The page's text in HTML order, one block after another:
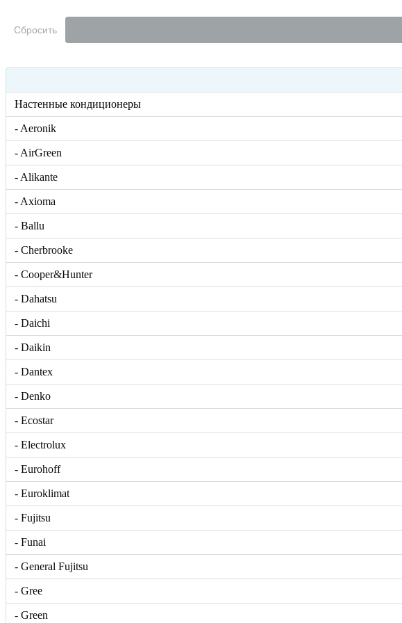
Сбросить
Настенные кондиционеры
- Aeronik
- AirGreen
- Alikante
- Axioma
- Ballu
- Cherbrooke
- Cooper&Hunter
- Dahatsu
- Daichi
- Daikin
- Dantex
- Denko
- Ecostar
- Electrolux
- Eurohoff
- Euroklimat
- Fujitsu
- Funai
- General Fujitsu
- Gree
- Green